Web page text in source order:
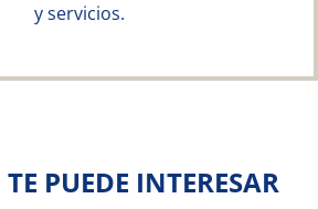
y servicios.
PUEDE INTERESAR